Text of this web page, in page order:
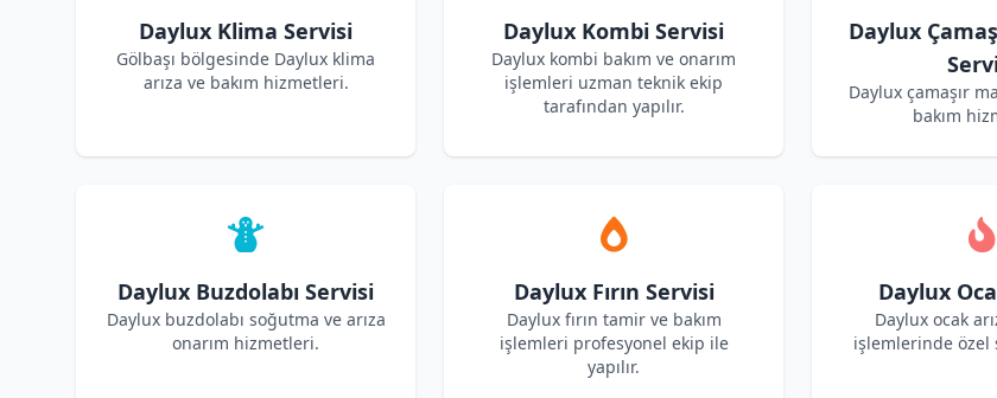
Daylux Klima Servisi
Gölbaşı bölgesinde Daylux klima
arıza ve bakım hizmetleri.
Daylux Kombi Servisi
Daylux kombi bakım ve onarım
işlemleri uzman teknik ekip
tarafından yapılır.
Daylux
Daylux çamaşır
bakım
Daylux Buzdolabı Servisi
Daylux buzdolabı soğutma ve arıza
onarım hizmetleri.
Daylux Fırın Servisi
Daylux fırın tamir ve bakım
işlemleri profesyonel ekip ile
yapılır.
Daylux
Daylux ocak
işlemlerinde özel